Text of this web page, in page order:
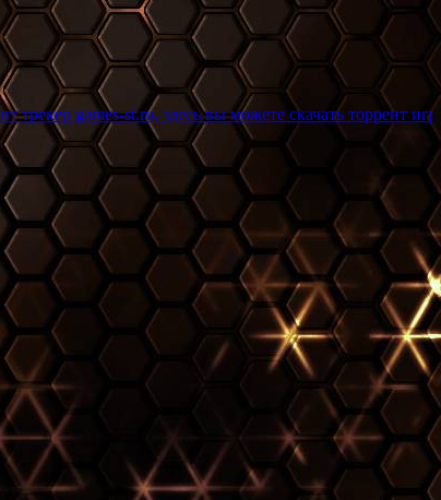
st.ru, здесь вы можете скачать торрент игры